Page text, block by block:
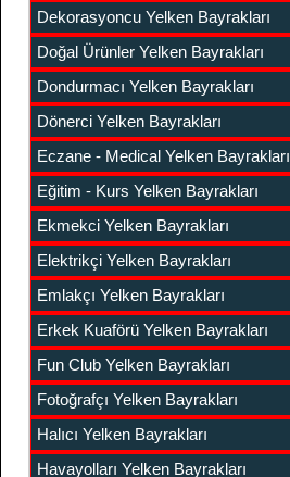
Dekorasyoncu Yelken Bayrakları
Doğal Ürünler Yelken Bayrakları
Dondurmacı Yelken Bayrakları
Dönerci Yelken Bayrakları
Eczane - Medical Yelken Bayrakları
Eğitim - Kurs Yelken Bayrakları
Ekmekci Yelken Bayrakları
Elektrikçi Yelken Bayrakları
Emlakçı Yelken Bayrakları
Erkek Kuaförü Yelken Bayrakları
Fun Club Yelken Bayrakları
Fotoğrafçı Yelken Bayrakları
Halıcı Yelken Bayrakları
Havayolları Yelken Bayrakları